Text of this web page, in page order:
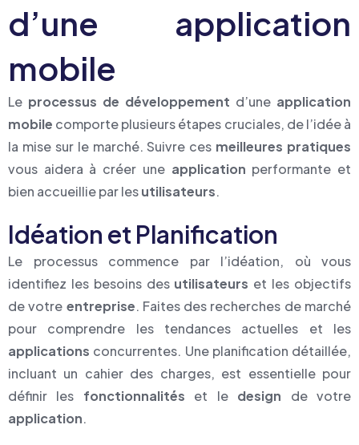
d’une application
mobile
Le processus de développement d’une application
mobile comporte plusieurs étapes cruciales, de l’idée à
la mise sur le marché. Suivre ces meilleures pratiques
vous aidera à créer une application performante et
bien accueillie par lesutilisateurs.
Idéation et Planification
Le processus commence par l’idéation, où vous
identifiez les besoins des utilisateurs et les objectifs
de votre entreprise. Faites des recherches de marché
pour comprendre les tendances actuelles et les
applications concurrentes. Une planification détaillée,
incluant un cahier des charges, est essentielle pour
définir les fonctionnalités et le design de votre
application.